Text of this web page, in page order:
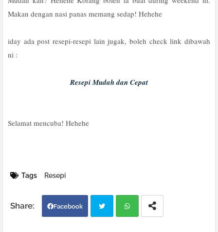
Makan dengan nasi panas memang sedap! Hehehe
iday ada post resepi-resepi lain jugak, boleh check link dibawah
ni :
Resepi Mudah dan Cepat
Selamat mencuba! Hehehe
Tags Resepi
Facebook